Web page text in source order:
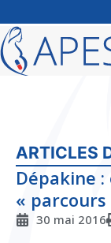
ARTICLES
Dépakine
«
30 mai 2016